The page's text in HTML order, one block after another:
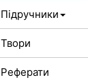
Підручники
Твори
Реферати